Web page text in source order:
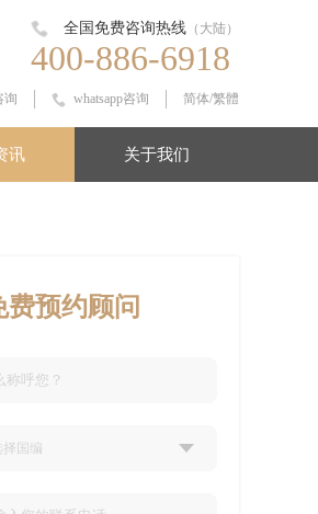
全国免费咨询热线 （大陆）
400-886-6918
询 whatsapp咨询 简体/繁體
讯 关于我们
费预约顾问